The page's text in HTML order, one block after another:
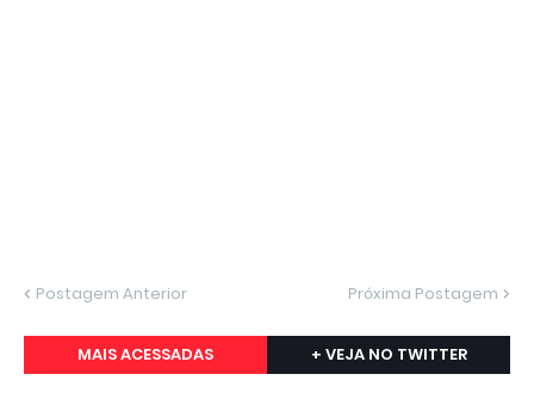
Postagem Anterior Próxima Postagem
MAIS ACESSADAS + VEJA NO TWITTER